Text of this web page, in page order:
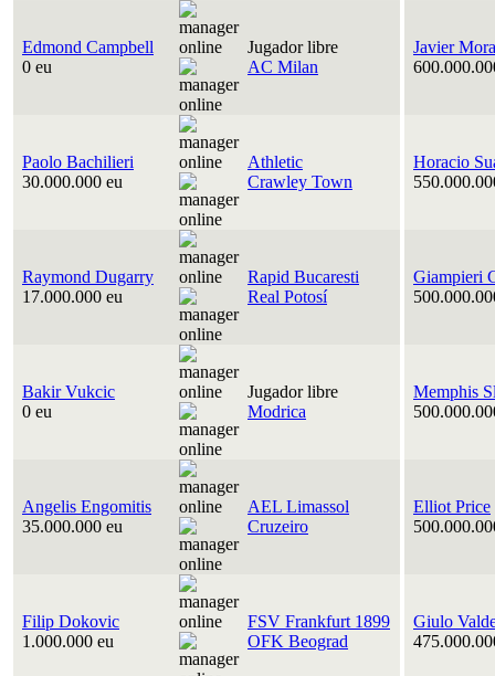
Edmond Campbell
0 eu
Jugador libre
AC Milan
Javier
Paolo Bachilieri
30.000.000 eu
Athletic
Crawley Town
Horacio
Raymond Dugarry
17.000.000 eu
Rapid Bucaresti
Real Potosí
Giampieri
Bakir Vukcic
0 eu
Jugador libre
Modrica
Memphis
Angelis Engomitis
35.000.000 eu
AEL Limassol
Cruzeiro
Elliot Price
Filip Dokovic
1.000.000 eu
FSV Frankfurt 1899
OFK Beograd
Giulo